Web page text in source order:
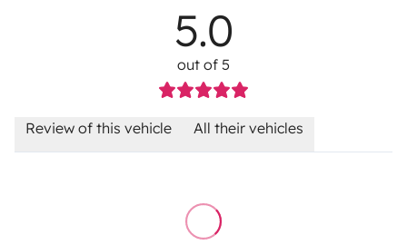
5.0
out of 5
Review of this vehicle All their vehicles